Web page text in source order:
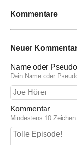
Kommentare
Neuer Kommentar
Name oder
Dein Name oder
Kommentar
Mindestens 10 Zeichen